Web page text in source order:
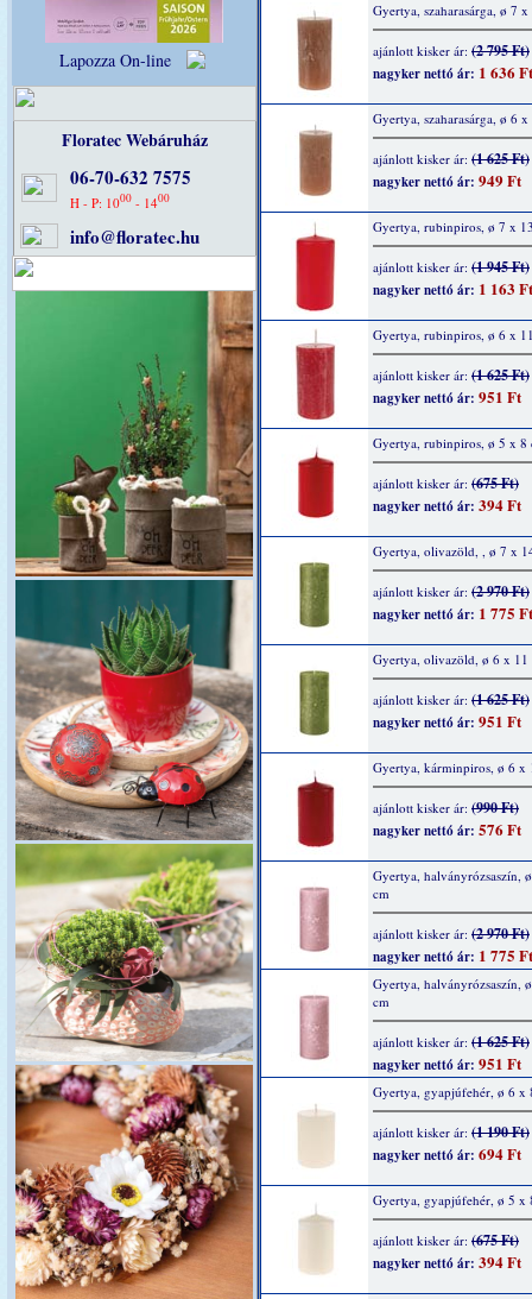
Lapozza On-line
Floratec Webáruház
06-70-632 7575
H - P: 1000- 1400
info@floratec.hu
Gyertya, szaharasárga, ø 7
ajánlott kisker ár: (2 795 Ft)
nagyker nettó ár: 1 636 Ft
Gyertya, szaharasárga, ø 6
ajánlott kisker ár: (1 625 Ft)
nagyker nettó ár: 949 Ft
Gyertya, rubinpiros, ø 7 x
ajánlott kisker ár: (1 945 Ft)
nagyker nettó ár: 1 163 Ft
Gyertya, rubinpiros, ø 6 x
ajánlott kisker ár: (1 625 Ft)
nagyker nettó ár: 951 Ft
Gyertya, rubinpiros, ø 5 x 8
ajánlott kisker ár: (675 Ft)
nagyker nettó ár: 394 Ft
Gyertya, olivazöld, , ø 7 x
ajánlott kisker ár: (2 970 Ft)
nagyker nettó ár: 1 775 Ft
Gyertya, olivazöld, ø 6 x 11
ajánlott kisker ár: (1 625 Ft)
nagyker nettó ár: 951 Ft
Gyertya, kárminpiros, ø 6 x
ajánlott kisker ár: (990 Ft)
nagyker nettó ár: 576 Ft
Gyertya, halványrózsaszín,
cm
ajánlott kisker ár: (2 970 Ft)
nagyker nettó ár: 1 775 Ft
Gyertya, halványrózsaszín,
cm
ajánlott kisker ár: (1 625 Ft)
nagyker nettó ár: 951 Ft
Gyertya, gyapjúfehér, ø 6 x
ajánlott kisker ár: (1 190 Ft)
nagyker nettó ár: 694 Ft
Gyertya, gyapjúfehér, ø 5 x
ajánlott kisker ár: (675 Ft)
nagyker nettó ár: 394 Ft